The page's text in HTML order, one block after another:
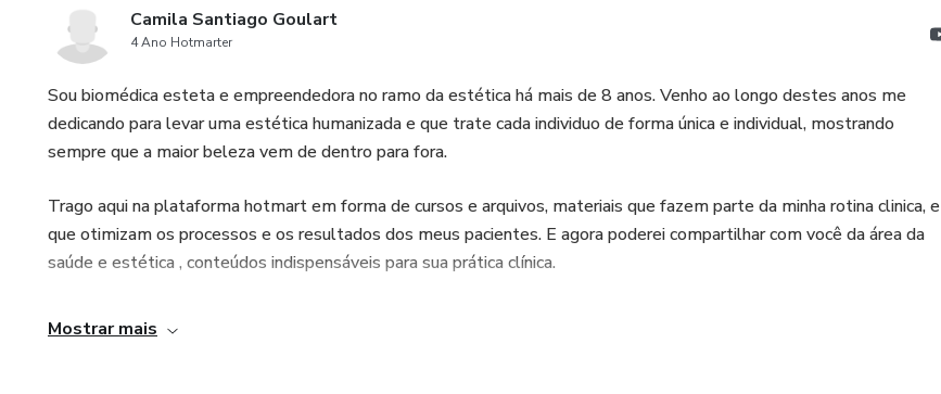
Camila Santiago Goulart
4 Ano Hotmarter
Sou biomédica esteta e empreendedora no ramo da estética há mais de 8 anos. Venho ao longo destes anos me
dedicando para levar uma estética humanizada e que trate cada individuo de forma única e individual, mostrando
sempre que a maior beleza vem de dentro para fora.
Trago aqui na plataforma hotmart em forma de cursos e arquivos, materiais que fazem parte da minha rotina clinica, e
que otimizam os processos e os resultados dos meus pacientes. E agora poderei compartilhar com você da área da
saúde e estética , conteúdos indispensáveis para sua prática clínica.
Mostrar mais